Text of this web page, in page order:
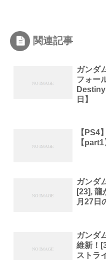
関連記事
ガンダ
フォー
日】
【PS4
【part1
ガンダ
[23], 龍
月27日
ガンダ
維新！
ストラ